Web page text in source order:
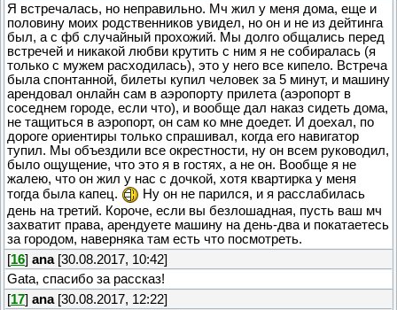
Я встречалась, но неправильно. Мч жил у меня дома, еще и
половину моих родственников увидел, но он и не из дейтинга
был, а с фб случайный прохожий. Мы долго общались перед
встречей и никакой любви крутить с ним я не собиралась (я
только с мужем расходилась), это у него все кипело. Встреча
была спонтанной, билеты купил человек за 5 минут, и машину
арендовал онлайн сам в аэропорту прилета (аэропорт в
соседнем городе, если что), и вообще дал наказ сидеть дома,
не тащиться в аэропорт, он сам ко мне доедет. И доехал, по
дороге ориентиры только спрашивал, когда его навигатор
тупил. Мы объездили все окрестности, ну он всем руководил,
было ощущение, что это я в гостях, а не он. Вообще я не
жалею, что он жил у нас с дочкой, хотя квартирка у меня
тогда была капец.
Ну он не парился, и я расслабилась
день на третий. Короче, если вы безлошадная, пусть ваш мч
захватит права, арендуете машину на день-два и покатаетесь
за городом, наверняка там есть что посмотреть.
[16] ana[30.08.2017, 10:42]
Gata, спасибо за рассказ!
[17] ana[30.08.2017, 12:22]